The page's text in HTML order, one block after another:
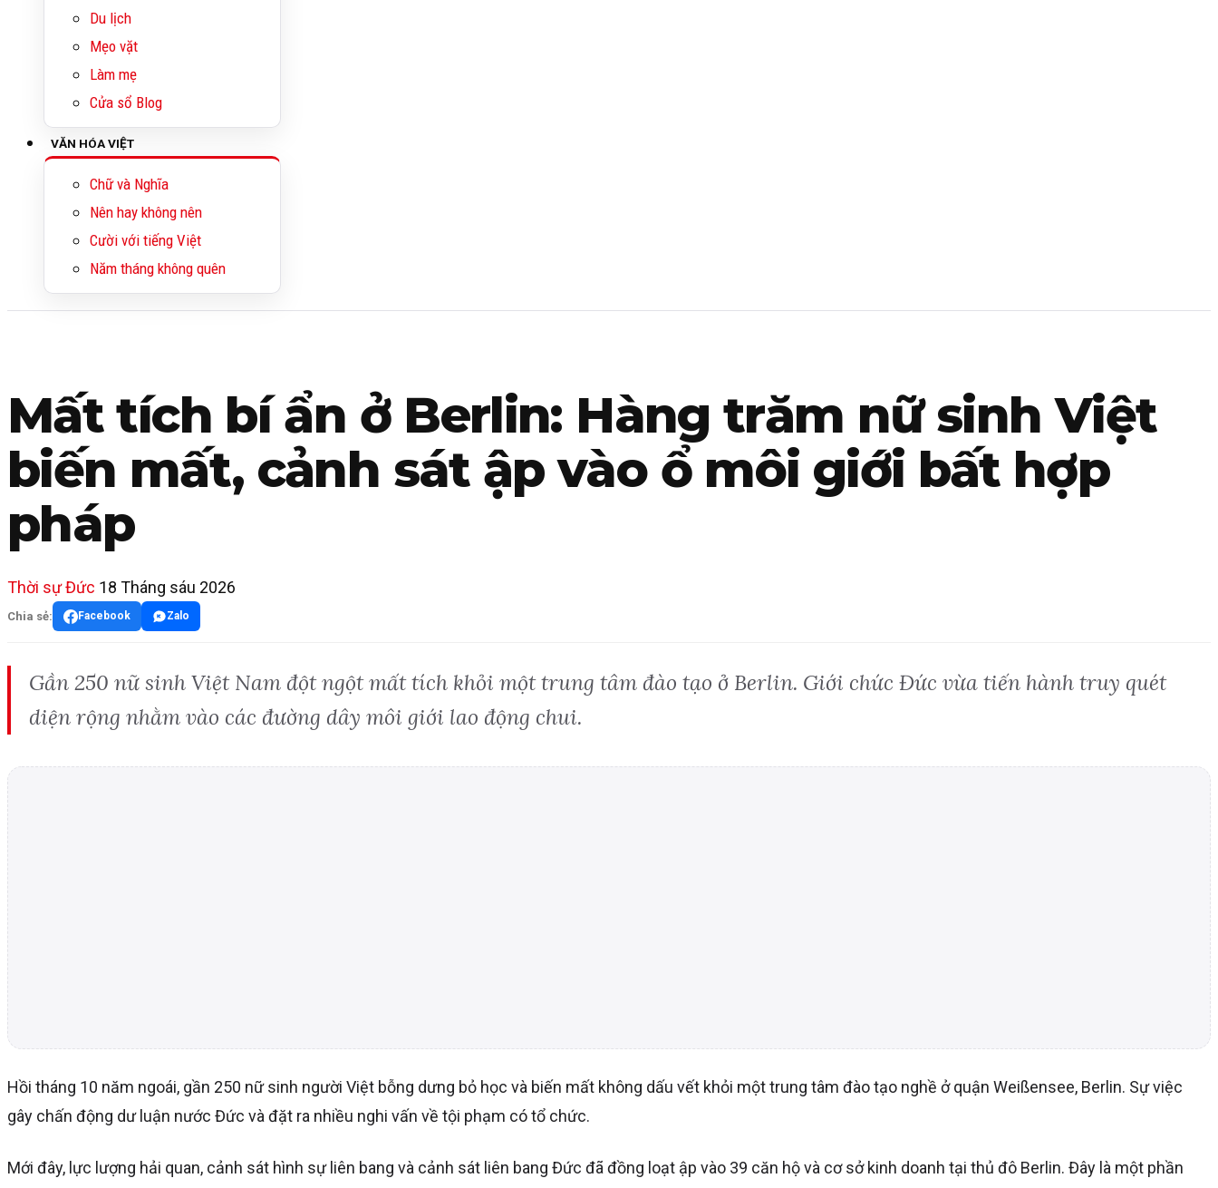
Du lịch
Mẹo vặt
Làm mẹ
Cửa sổ Blog
VĂN HÓA VIỆT
Chữ và Nghĩa
Nên hay không nên
Cười với tiếng Việt
Năm tháng không quên
Mất tích bí ẩn ở Berlin: Hàng trăm nữ sinh Việt
biến mất, cảnh sát ập vào ổ môi giới bất hợp
pháp
Thời sự Đức 18 Tháng sáu 2026
Chia sẻ: Facebook Zalo
Gần 250 nữ sinh Việt Nam đột ngột mất tích khỏi một trung tâm đào tạo ở Berlin. Giới chức Đức vừa tiến hành truy quét
diện rộng nhằm vào các đường dây môi giới lao động chui.
Hồi tháng 10 năm ngoái, gần 250 nữ sinh người Việt bỗng dưng bỏ học và biến mất không dấu vết khỏi một trung tâm đào tạo nghề ở quận Weißensee, Berlin. Sự việc
gây chấn động dư luận nước Đức và đặt ra nhiều nghi vấn về tội phạm có tổ chức.
Mới đây, lực lượng hải quan, cảnh sát hình sự liên bang và cảnh sát liên bang Đức đã đồng loạt ập vào 39 căn hộ và cơ sở kinh doanh tại thủ đô Berlin. Đây là một phần